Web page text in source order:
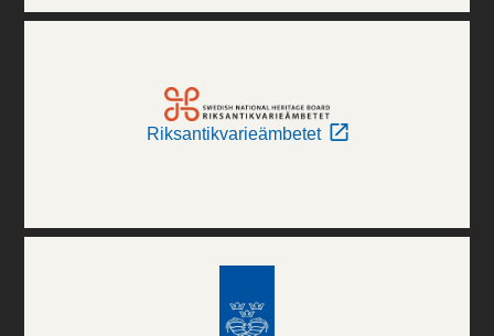
Riksantikvarieämbetet